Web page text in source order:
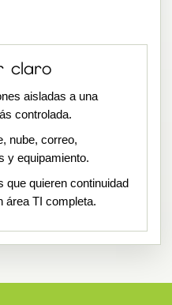
claro
aisladas a una
controlada.
nube, correo,
y equipamiento.
que quieren continuidad
área TI completa.